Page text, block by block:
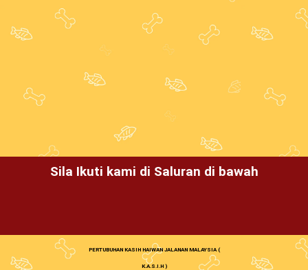
Sila Ikuti kami di Saluran di bawah
PERTUBUHAN KASIH HAIWAN JALANAN MALAYSIA (
K.A.S.I.H )